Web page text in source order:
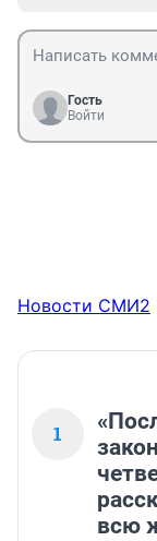
Гость
Войти
Новости СМИ2
1
всю